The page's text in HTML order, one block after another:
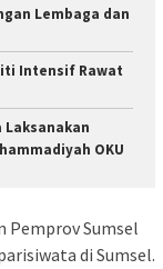
Lembaga dan
Intensif Rawat
OKU
Pemprov Sumsel
di Sumsel.